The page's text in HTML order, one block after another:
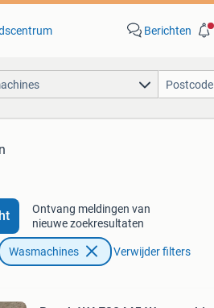
Berichten
Ontvang meldingen van
nieuwe zoekresultaten
Wasmachines Verwijder filters